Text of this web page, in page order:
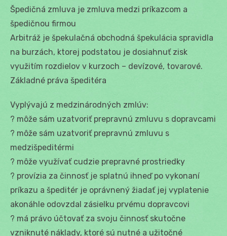
Špedičná zmluva je zmluva medzi príkazcom a
špedičnou firmou
Arbitráž je špekulačná obchodná špekulácia spravidla
na burzách, ktorej podstatou je dosiahnuť zisk
využitím rozdielov v kurzoch – devízové, tovarové.
Základné práva špeditéra
Vyplývajú z medzinárodných zmlúv:
? môže sám uzatvoriť prepravnú zmluvu s dopravcami
? môže sám uzatvoriť prepravnú zmluvu s
medzišpeditérmi
? môže využívať cudzie prepravné prostriedky
? provízia za činnosť je splatnú ihneď po vykonaní
príkazu a špeditér je oprávnený žiadať jej vyplatenie
akonáhle odovzdal zásielku prvému dopravcovi
? má právo účtovať za svoju činnosť skutočne
vzniknuté náklady, ktoré sú nutné a užitočné